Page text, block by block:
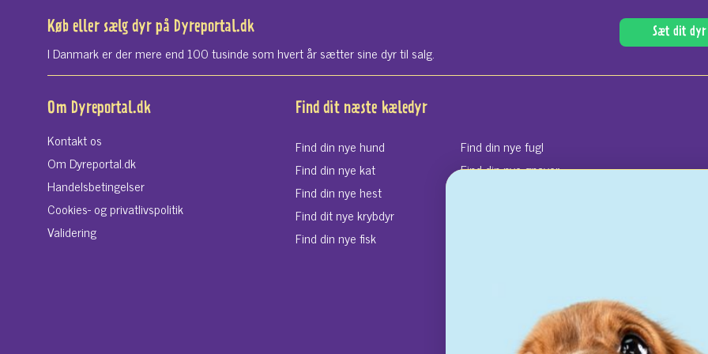
Køb eller sælg dyr på Dyreportal.dk
I Danmark er der mere end 100 tusinde som hvert år sætter sine dyr til salg.
Sæt dit
Om Dyreportal.dk
Kontakt os
Om Dyreportal.dk
Handelsbetingelser
Cookies- og privatlivspolitik
Validering
Find dit næste kæledyr
Find din nye hund
Find din nye kat
Find din nye hest
Find dit nye krybdyr
Find din nye fisk
Find din nye fugl
Find din nye gnaver